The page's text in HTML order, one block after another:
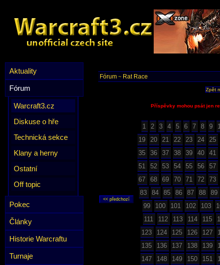
Aktuality
Fórum
Warcraft3.cz
Diskuse o hře
Technická sekce
Klany a herny
Ostatní
Off topic
Pokec
Články
Historie Warcraftu
Turnaje
Fórum ~ Rat Race
Zpět
Příspěvky mohou psát jen
1 2 3 4 5 6 7 8 9
19
20 21 22 23 24
25
35
36 37 38 39 40
41
51
52 53 54 55 56
57
67
68 69 70 71 72
73
83
84 85 86 87 88
89
99
100 101 102 103
111
112 113 114 115
123
124 125 126 127
135
136 137 138 139
147
148 149 150 151